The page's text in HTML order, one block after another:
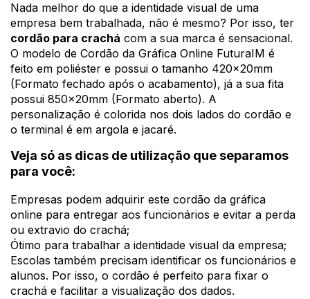
Nada melhor do que a identidade visual de uma
empresa bem trabalhada, não é mesmo? Por isso, ter
cordão para crachá com a sua marca é sensacional.
O modelo de Cordão da Gráfica Online FuturaIM é
feito em poliéster e possui o tamanho 420x20mm
(Formato fechado após o acabamento), já a sua fita
possui 850x20mm (Formato aberto). A
personalização é colorida nos dois lados do cordão e
o terminal é em argola e jacaré.
Veja só as dicas de utilização que separamos
para você:
Empresas podem adquirir este cordão da gráfica
online para entregar aos funcionários e evitar a perda
ou extravio do crachá;
Ótimo para trabalhar a identidade visual da empresa;
Escolas também precisam identificar os funcionários e
alunos. Por isso, o cordão é perfeito para fixar o
crachá e facilitar a visualização dos dados.